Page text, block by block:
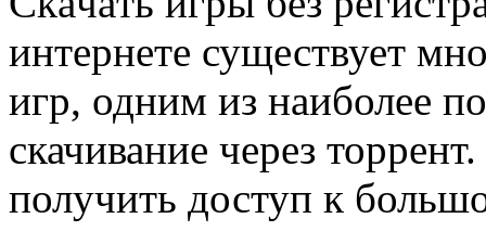
интернете существует
игр, одним из наиболее
скачивание через
получить доступ к